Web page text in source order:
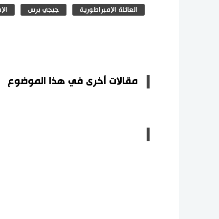
العائلة الإمبراطورية جيجي برس
مقالات أخرى في هذا الموضوع